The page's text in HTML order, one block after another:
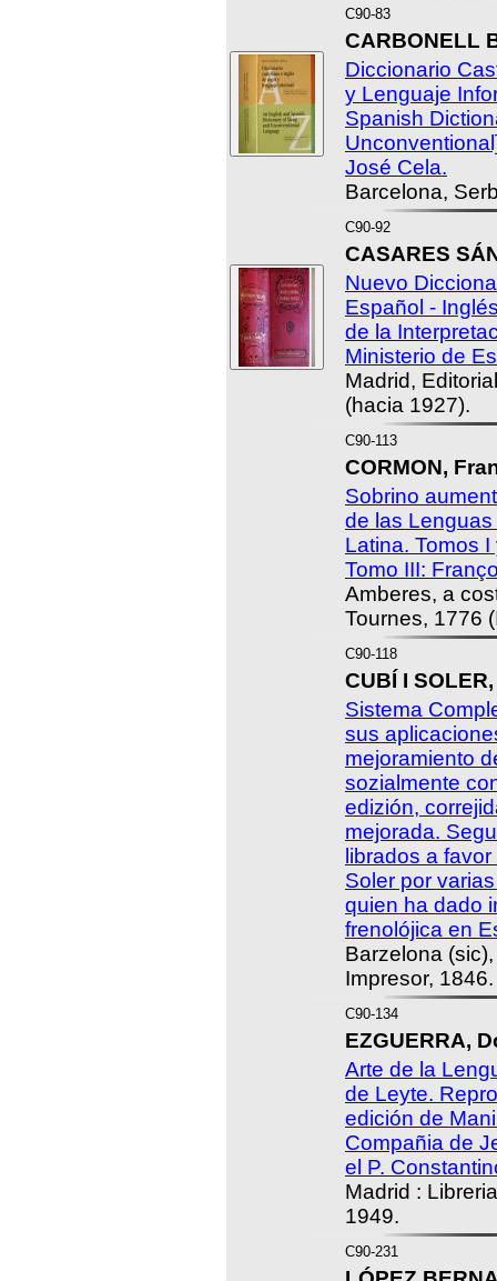
C90-83
CARBONELL
Diccionario
y Lenguaje
Spanish
José Cela.
Barcelona,
C90-92
CASARES
Nuevo
Español -
de la
Ministerio de
Madrid,
(hacia 1927).
C90-113
CORMON,
Sobrino
de las
Latina. Tomos
Tomo III:
Amberes, a
Tournes, 1776
C90-118
CUBÍ I
Sistema
sus
mejoramiento
sozialmente
edizión,
mejorada.
librados a
Soler por
quien ha dado
frenolójica en
Barzelona
Impresor, 1846.
C90-134
EZGUERRA,
Arte de la
de Leyte.
edición de
Compañia de
el P.
Madrid :
1949.
C90-231